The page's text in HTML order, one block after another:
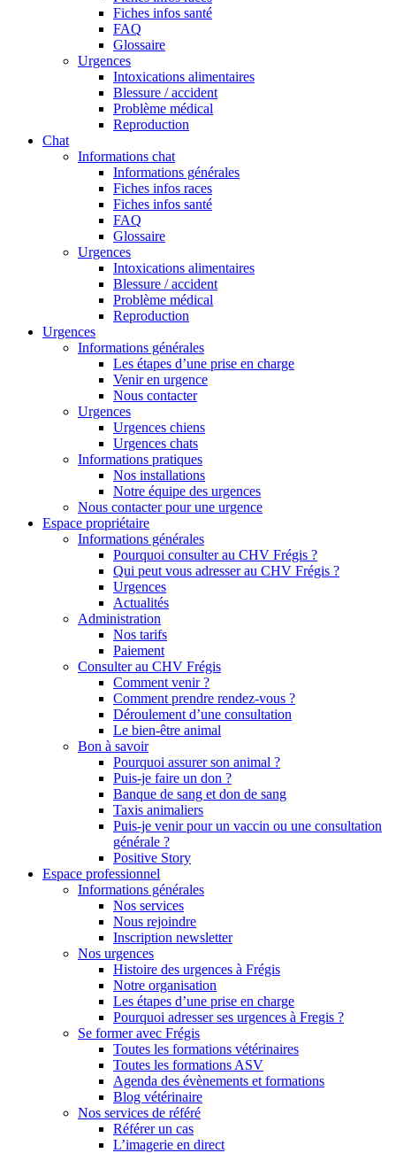
Fiches infos santé
FAQ
Glossaire
Urgences
Intoxications alimentaires
Blessure / accident
Problème médical
Reproduction
Chat
Informations chat
Informations générales
Fiches infos races
Fiches infos santé
FAQ
Glossaire
Urgences
Intoxications alimentaires
Blessure / accident
Problème médical
Reproduction
Urgences
Informations générales
Les étapes d’une prise en charge
Venir en urgence
Nous contacter
Urgences
Urgences chiens
Urgences chats
Informations pratiques
Nos installations
Notre équipe des urgences
Nous contacter pour une urgence
Espace propriétaire
Informations générales
Pourquoi consulter au CHV Frégis ?
Qui peut vous adresser au CHV Frégis ?
Urgences
Actualités
Administration
Nos tarifs
Paiement
Consulter au CHV Frégis
Comment venir ?
Comment prendre rendez-vous ?
Déroulement d’une consultation
Le bien-être animal
Bon à savoir
Pourquoi assurer son animal ?
Puis-je faire un don ?
Banque de sang et don de sang
Taxis animaliers
Puis-je venir pour un vaccin ou une consultation
générale ?
Positive Story
Espace professionnel
Informations générales
Nos services
Nous rejoindre
Inscription newsletter
Nos urgences
Histoire des urgences à Frégis
Notre organisation
Les étapes d’une prise en charge
Pourquoi adresser ses urgences à Fregis ?
Se former avec Frégis
Toutes les formations vétérinaires
Toutes les formations ASV
Agenda des évènements et formations
Blog vétérinaire
Nos services de référé
Référer un cas
L’imagerie en direct